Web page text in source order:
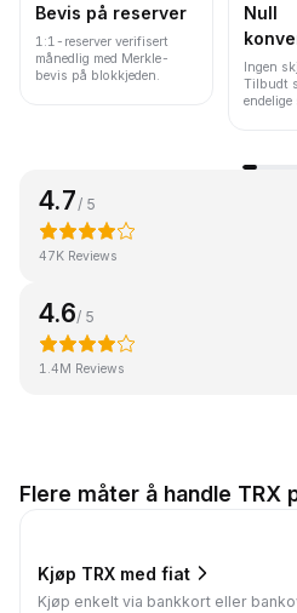
Bevis på reserver
1:1-reserver verifisert
månedlig med Merkle-
bevis på blokkjeden.
Null
Ingen
Tilbudt
endelige
4.7 / 5
47K Reviews
4.6/ 5
1.4M Reviews
Flere måter å handle TRX
Kjøp TRX med fiat
Kjøp enkelt via bankkort eller